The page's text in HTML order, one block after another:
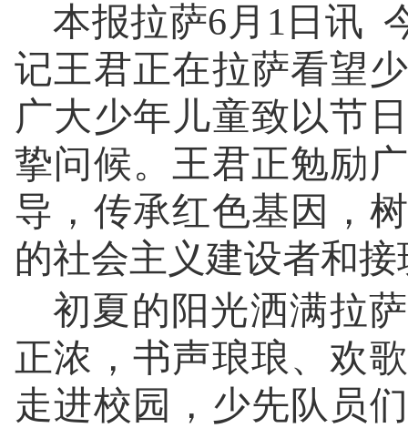
本报拉萨6月1日讯
记王君正在拉萨看望
广大少年儿童致以节
挚问候。王君正勉励
导，传承红色基因，
的社会主义建设者和
初夏的阳光洒满拉
正浓，书声琅琅、欢
走进校园，少先队员